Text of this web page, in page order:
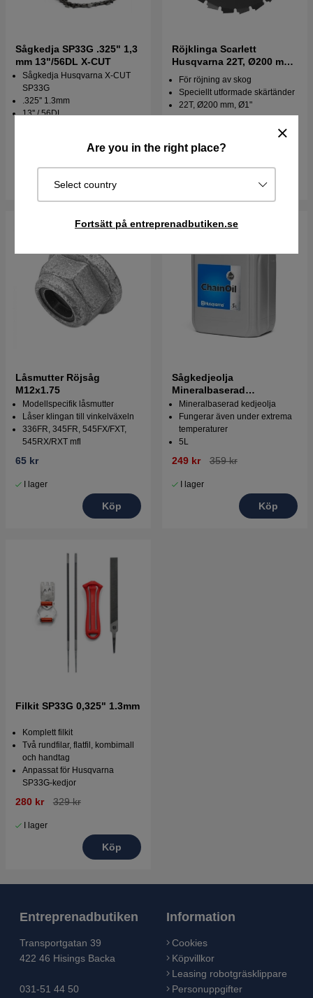
Are you in the right place?
Select country
Fortsätt på entreprenadbutiken.se
Sågkedja SP33G .325" 1,3
mm 13"/56DL X-CUT
Sågkedja Husqvarna X-CUT
SP33G
.325'' 1.3mm
13'' / 56DL
Röjklinga Scarlett
Husqvarna 22T, Ø200 mm,
Ø1"
För röjning av skog
Speciellt utformade skärtänder
22T, Ø200 mm, Ø1"
I lager
Låsmutter Röjsåg
M12x1.75
Modellspecifik låsmutter
Låser klingan till vinkelväxeln
336FR, 345FR, 545FX/FXT,
545RX/RXT mfl
65 kr
I lager
Köp
Sågkedjeolja
Mineralbaserad
Husqvarna 5L
Mineralbaserad kedjeolja
Fungerar även under extrema
temperaturer
5L
249 kr 359 kr
I lager
Köp
Filkit SP33G 0,325" 1.3mm
Komplett filkit
Två rundfilar, flatfil, kombimall
och handtag
Anpassat för Husqvarna
SP33G-kedjor
280 kr 329 kr
I lager
Köp
Entreprenadbutiken
Transportgatan 39
422 46 Hisings Backa
031-51 44 50
Information
Cookies
Köpvillkor
Leasing robotgräsklippare
Personuppgifter